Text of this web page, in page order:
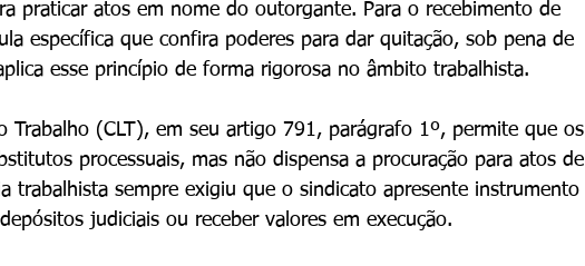
praticar atos em nome do outorgante. Para o recebimento de
específica que confira poderes para dar quitação, sob pena de
esse princípio de forma rigorosa no âmbito trabalhista.
Trabalho (CLT), em seu artigo 791, parágrafo 1º, permite que os
processuais, mas não dispensa a procuração para atos de
trabalhista sempre exigiu que o sindicato apresente instrumento
judiciais ou receber valores em execução.